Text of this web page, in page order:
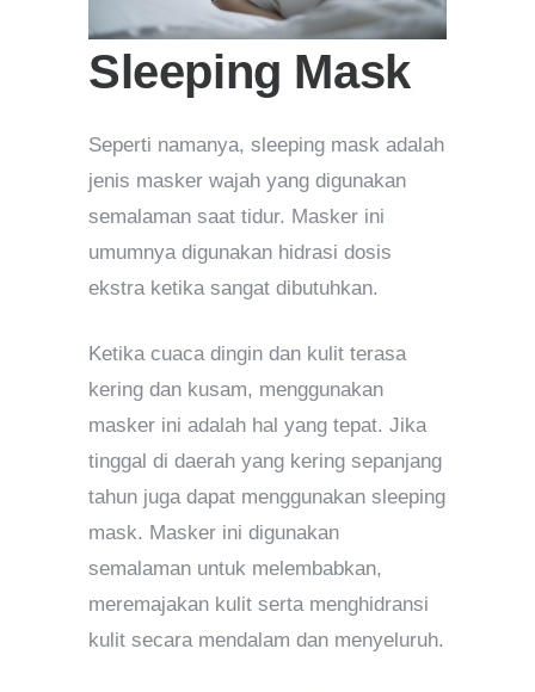
Sleeping Mask
Seperti namanya, sleeping mask adalah
jenis masker wajah yang digunakan
semalaman saat tidur. Masker ini
umumnya digunakan hidrasi dosis
ekstra ketika sangat dibutuhkan.
Ketika cuaca dingin dan kulit terasa
kering dan kusam, menggunakan
masker ini adalah hal yang tepat. Jika
tinggal di daerah yang kering sepanjang
tahun juga dapat menggunakan sleeping
mask. Masker ini digunakan
semalaman untuk melembabkan,
meremajakan kulit serta menghidransi
kulit secara mendalam dan menyeluruh.